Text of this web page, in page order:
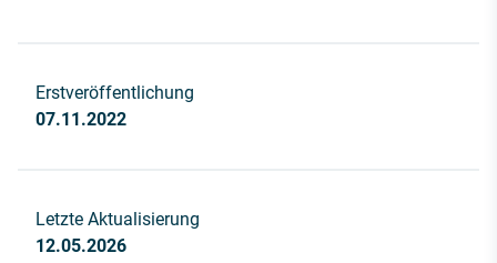
Erstveröffentlichung
07.11.2022
Letzte Aktualisierung
12.05.2026